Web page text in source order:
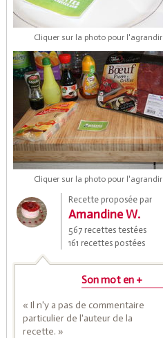
Cliquer sur la photo pour l'agrandir
Cliquer sur la photo pour l'agrandir
Recette proposée par
Amandine W.
567 recettes testées
161 recettes postées
Son mot en +
« Il n'y a pas de commentaire
particulier de l'auteur de la
recette. »